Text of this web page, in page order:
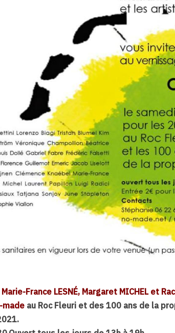
France LESNÉ, Margaret MICHEL et
made au Roc Fleuri et des 100 ans de la